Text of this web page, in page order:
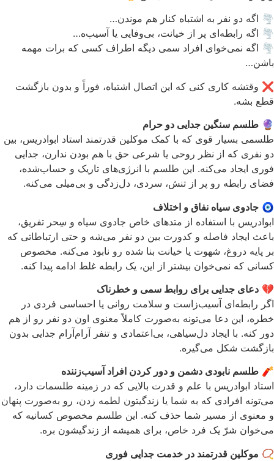
🌪 اگه دو نفر به اشتباه کنار هم موندن…
🌪 اگه رابطه‌ای پر از خیانت، بی‌وفایی یا آسیب‌ه…
🌪 اگه نمی‌خوای افراد سمی دیگه اطراف کسی که برات مهمه
باشن…
❌ وقتشه کاری کنی که این اتصال اشتباه، فوراً و بدون بازگشت
قطع بشه.
🔮 طلسم سنگین جدایی دو حرام
طلسمی بسیار قوی که با کمک موکلین قدرتمند استاد ابوادریس، بین
دو نفری که از نظر روحی یا شرعی حق با هم بودن ندارن، جدایی
فوری ایجاد می‌کنه. این طلسم با انرژی‌های تاریک و حساب‌شده،
فضای رابطه رو پر از تنش، سردی، دل‌زدگی و بی‌میلی می‌کنه.
🧿 جادوی سیاه نفاق و اختلاف
ابوادریس با استفاده از متدهای خاص جادوی سیاه و سِحر تفریق،
باعث ایجاد فاصله و کدورت بین دو نفر می‌شه و حتی ارتباطاتی که
بر پایه دروغ، شهوت یا خیانت بنا شده رو نابود می‌کنه. مخصوص
کسانی که نمی‌خوان بیشتر از این، یک رابطه غلط ادامه پیدا کنه.
💔 دعای جدایی برای روابط سمی و خطرناک
اگر رابطه‌ای آسیب‌زاست و سلامت روانی یا احساسی فردی در
خطره، این دعا می‌تونه به‌صورت کاملاً معنوی اون دو نفر رو از هم
دور کنه. با ایجاد دل‌سیاهی، بی‌اعتمادی و تنفر آرام‌آرام جدایی بدون
بازگشت شکل می‌گیره.
🧨 طلسم نابودی دشمن و دور کردن افراد آسیب‌زننده
استاد ابوادریس با علم و قدرت بالایی که در زمینه طلسمات دارد،
می‌تونه افرادی که به شما یا زندگیتون لطمه زدن، رو به‌صورت پنهان
و معنوی از مسیر شما حذف کنه. این طلسم مخصوص کسانیه که
می‌خوان شرّ یک فرد خاص، برای همیشه از زندگیشون بره.
📿 موکلین قدرتمند در خدمت جدایی فوری